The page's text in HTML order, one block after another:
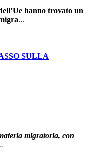
hanno trovato un
...
SULLA
migratoria, con